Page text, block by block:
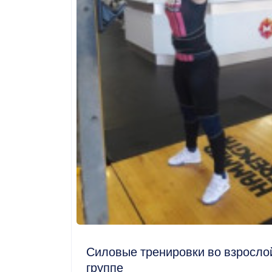
Силовые тренировки во
группе